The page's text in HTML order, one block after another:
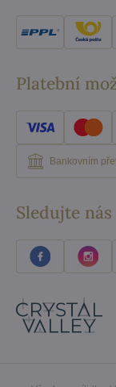
Platební
Bankovním
Sledujte nás